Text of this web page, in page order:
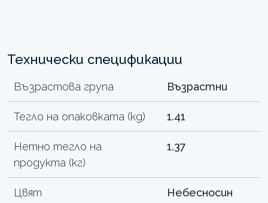
Технически спецификации
Възрастова група Възрастни
Тегло на опаковката (kg) 1.41
Нетно тегло на
продукта (кг)
1.37
Цвят Небесносин